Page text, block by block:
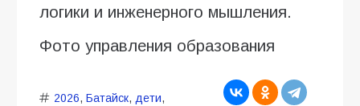
логики и инженерного мышления.
Фото управления образования
2026, Батайск, дети,